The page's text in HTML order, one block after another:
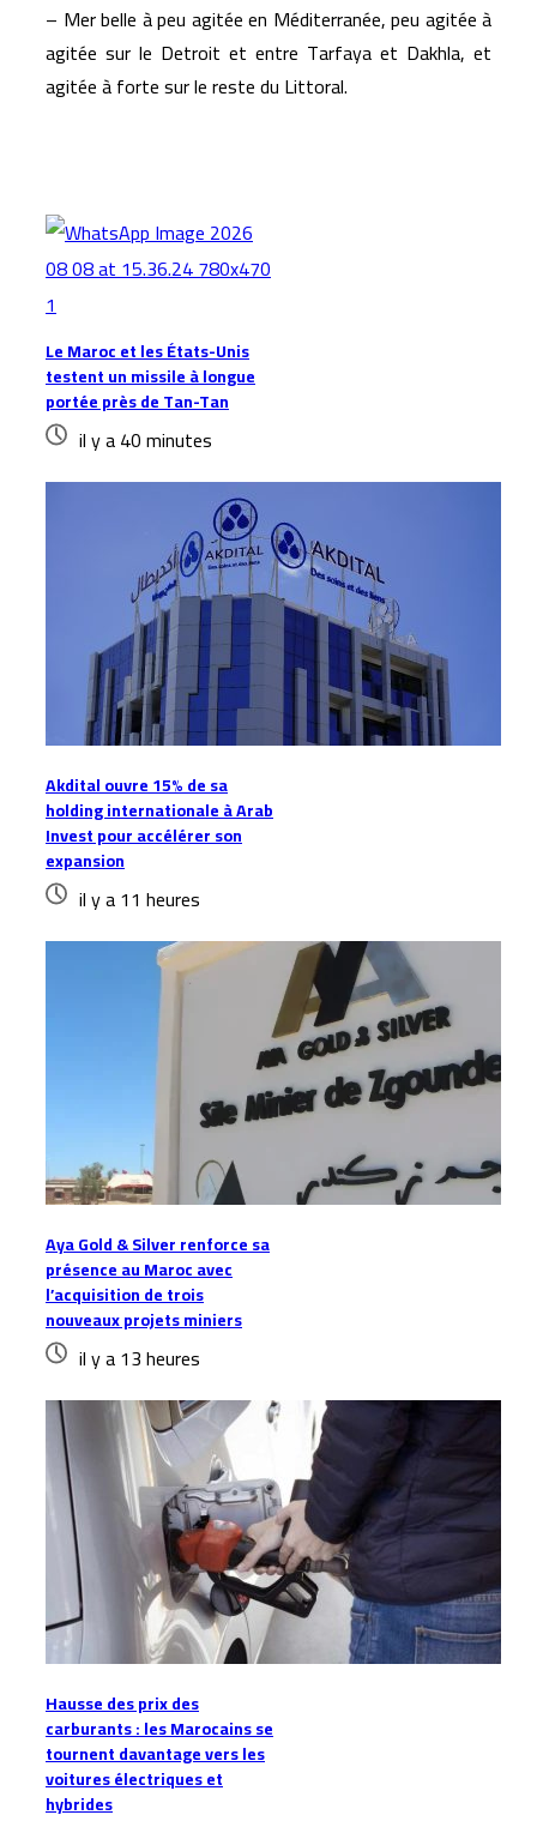
– Mer belle à peu agitée en Méditerranée, peu agitée à
agitée sur le Detroit et entre Tarfaya et Dakhla, et
agitée à forte sur le reste du Littoral.
Le Maroc et les États-Unis
testent un missile à longue
portée près de Tan-Tan
il y a 40 minutes
Akdital ouvre 15% de sa
holding internationale à Arab
Invest pour accélérer son
expansion
il y a 11 heures
Aya Gold & Silver renforce sa
présence au Maroc avec
l’acquisition de trois
nouveaux projets miniers
il y a 13 heures
Hausse des prix des
carburants : les Marocains se
tournent davantage vers les
voitures électriques et
hybrides